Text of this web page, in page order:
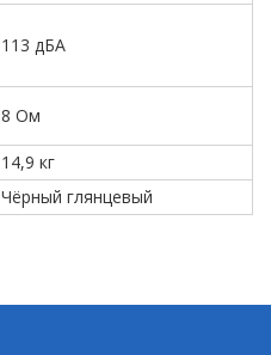
113 дБА
8 Ом
14,9 кг
Чёрный глянцевый